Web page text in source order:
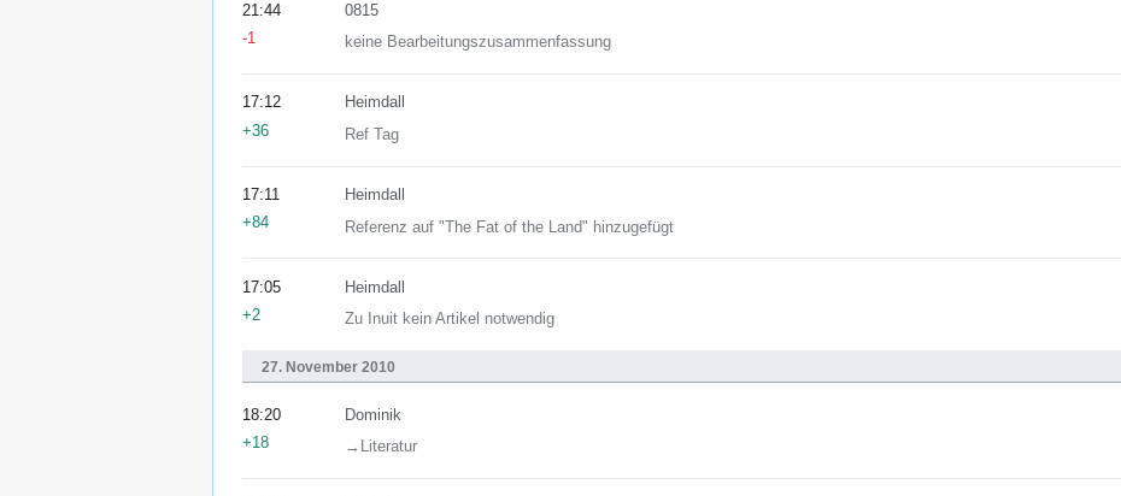
0815
keine Bearbeitungszusammenfassung
21:44
-1
Heimdall
Ref Tag
17:12
+36
Heimdall
Referenz auf "The Fat of the Land" hinzugefügt
17:11
+84
Heimdall
Zu Inuit kein Artikel notwendig
17:05
+2
27. November 2010
Dominik
→‎Literatur
18:20
+18